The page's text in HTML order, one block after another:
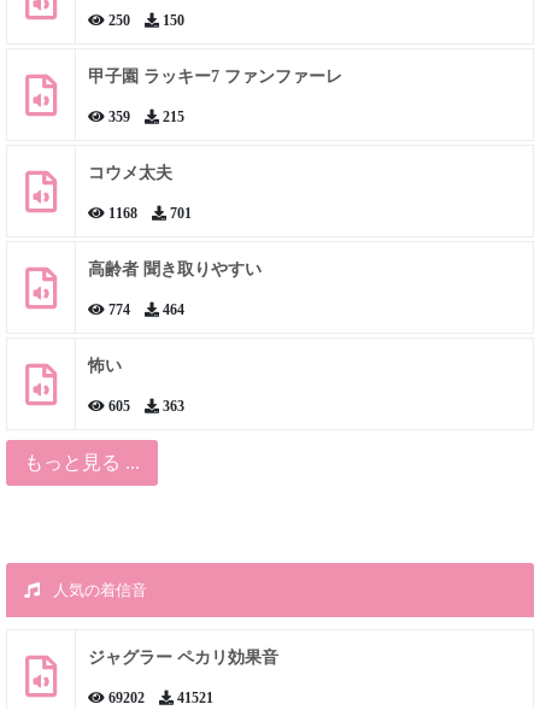
250 150
甲子園 ラッキー7 ファンファーレ
359 215
コウメ太夫
1168 701
高齢者 聞き取りやすい
774 464
怖い
605 363
もっと見る ...
人気の着信音
ジャグラー ペカリ効果音
69202 41521